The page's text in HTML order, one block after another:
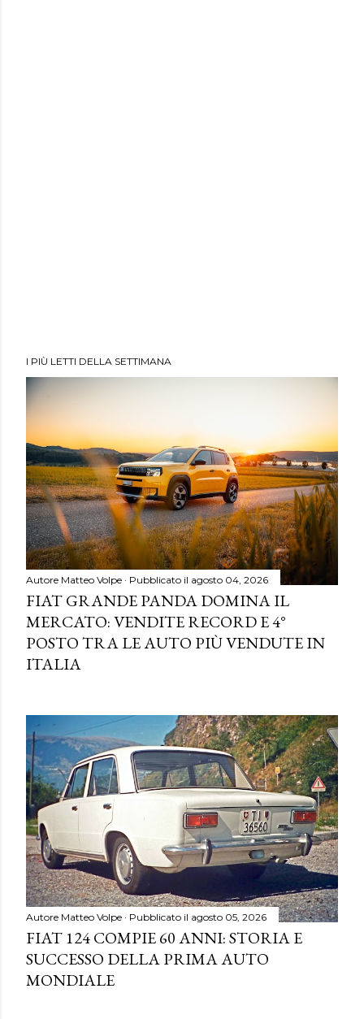
I PIÙ LETTI DELLA SETTIMANA
Autore Matteo Volpe Pubblicato il agosto 04, 2026
FIAT GRANDE PANDA DOMINA IL
MERCATO: VENDITE RECORD E 4°
POSTO TRA LE AUTO PIÙ VENDUTE IN
ITALIA
Autore Matteo Volpe Pubblicato il agosto 05, 2026
FIAT 124 COMPIE 60 ANNI: STORIA E
SUCCESSO DELLA PRIMA AUTO
MONDIALE